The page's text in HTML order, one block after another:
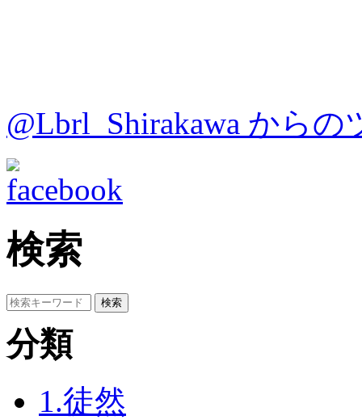
@Lbrl_Shirakawa からの
検索
分類
1.徒然